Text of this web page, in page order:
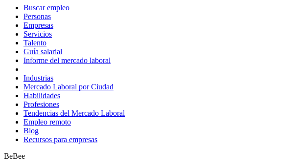
Buscar empleo
Personas
Empresas
Servicios
Talento
Guía salarial
Informe del mercado laboral
Industrias
Mercado Laboral por Ciudad
Habilidades
Profesiones
Tendencias del Mercado Laboral
Empleo remoto
Blog
Recursos para empresas
BeBee